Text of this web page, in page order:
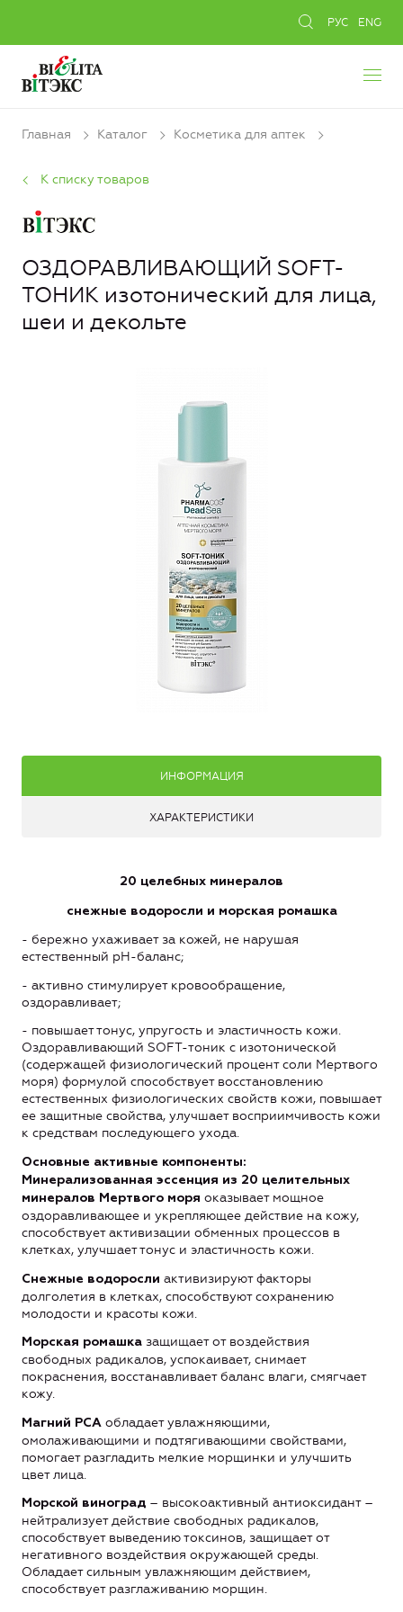
РУС ENG
Главная Каталог Косметика для аптек
К списку товаров
ОЗДОРАВЛИВАЮЩИЙ SOFT-
ТОНИК изотонический для лица,
шеи и декольте
ИНФОРМАЦИЯ
ХАРАКТЕРИСТИКИ
20 целебных минералов
снежные водоросли и морская ромашка
- бережно ухаживает за кожей, не нарушая
естественный рН-баланс;
- активно стимулирует кровообращение,
оздоравливает;
- повышает тонус, упругость и эластичность кожи.
Оздоравливающий SOFT-тоник с изотонической
(содержащей физиологический процент соли Мертвого
моря) формулой способствует восстановлению
естественных физиологических свойств кожи, повышает
ее защитные свойства, улучшает восприимчивость кожи
к средствам последующего ухода.
Основные активные компоненты:
Минерализованная эссенция из 20 целительных
минералов Мертвого моря оказывает мощное
оздоравливающее и укрепляющее действие на кожу,
способствует активизации обменных процессов в
клетках, улучшает тонус и эластичность кожи.
Снежные водоросли активизируют факторы
долголетия в клетках, способствуют сохранению
молодости и красоты кожи.
Морская ромашка защищает от воздействия
свободных радикалов, успокаивает, снимает
покраснения, восстанавливает баланс влаги, смягчает
кожу.
Магний PCA обладает увлажняющими,
омолаживающими и подтягивающими свойствами,
помогает разгладить мелкие морщинки и улучшить
цвет лица.
Морской виноград – высокоактивный антиоксидант –
нейтрализует действие свободных радикалов,
способствует выведению токсинов, защищает от
негативного воздействия окружающей среды.
Обладает сильным увлажняющим действием,
способствует разглаживанию морщин.